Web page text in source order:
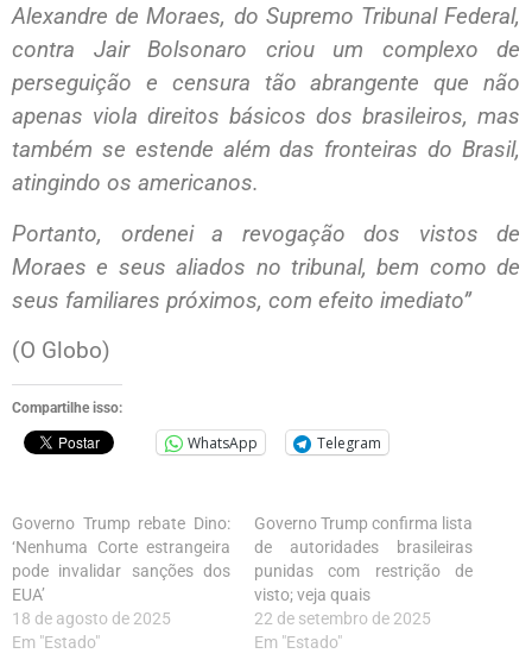
Alexandre de Moraes, do Supremo Tribunal Federal,
contra Jair Bolsonaro criou um complexo de
perseguição e censura tão abrangente que não
apenas viola direitos básicos dos brasileiros, mas
também se estende além das fronteiras do Brasil,
atingindo os americanos.
Portanto, ordenei a revogação dos vistos de
Moraes e seus aliados no tribunal, bem como de
seus familiares próximos, com efeito imediato”
(O Globo)
Compartilhe isso:
WhatsApp Telegram
Governo Trump rebate Dino:
‘Nenhuma Corte estrangeira
pode invalidar sanções dos
EUA’
18 de agosto de 2025
Em "Estado"
Governo Trump confirma lista
de autoridades brasileiras
punidas com restrição de
visto; veja quais
22 de setembro de 2025
Em "Estado"